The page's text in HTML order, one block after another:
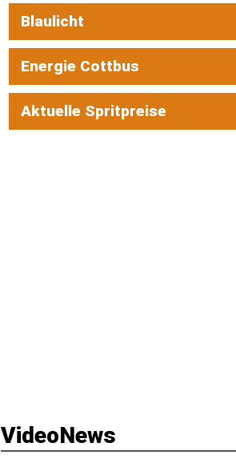
Blaulicht
Energie Cottbus
Aktuelle Spritpreise
VideoNews